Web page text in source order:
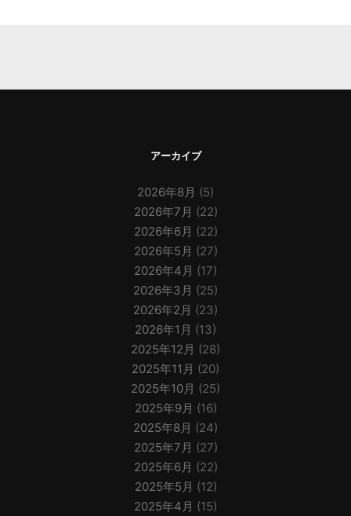
アーカイブ
2026年8月 (5)
2026年7月 (22)
2026年6月 (22)
2026年5月 (27)
2026年4月 (17)
2026年3月 (25)
2026年2月 (23)
2026年1月 (13)
2025年12月 (28)
2025年11月 (20)
2025年10月 (25)
2025年9月 (16)
2025年8月 (24)
2025年7月 (27)
2025年6月 (22)
2025年5月 (12)
2025年4月 (15)